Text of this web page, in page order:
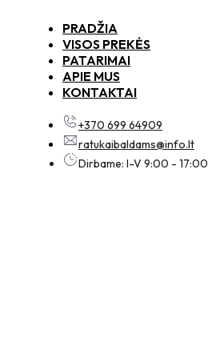
PRADŽIA
VISOS PREKĖS
PATARIMAI
APIE MUS
KONTAKTAI
+370 699 64909
ratukaibaldams@info.lt
Dirbame: I-V 9:00 - 17:00